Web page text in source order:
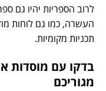
לרוב הספריות יהיו גם
העשרה, כמו גם לוחות
תכניות מקומיות.
בדקו עם מוסדות
מגוריכם